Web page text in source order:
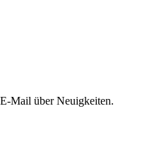
Mail über Neuigkeiten.